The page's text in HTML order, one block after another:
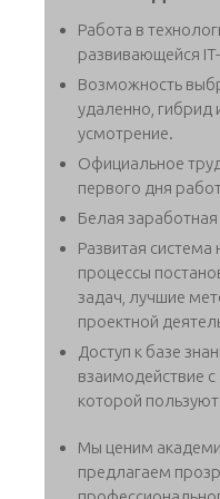
Работа в
развивающейся
Возможность
удаленно, гибрид
усмотрение.
Официальное
первого дня
Белая заработная
Развитая система
процессы
задач, лучшие
проектной
Доступ к базе
взаимодействие
которой
Мы ценим
предлагаем